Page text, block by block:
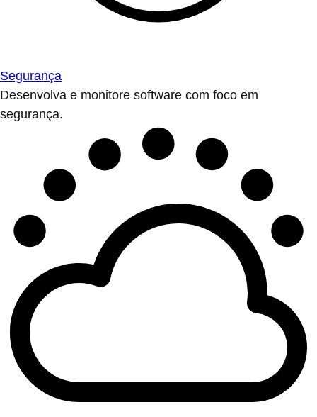
Segurança
Desenvolva e monitore software com foco em
segurança.